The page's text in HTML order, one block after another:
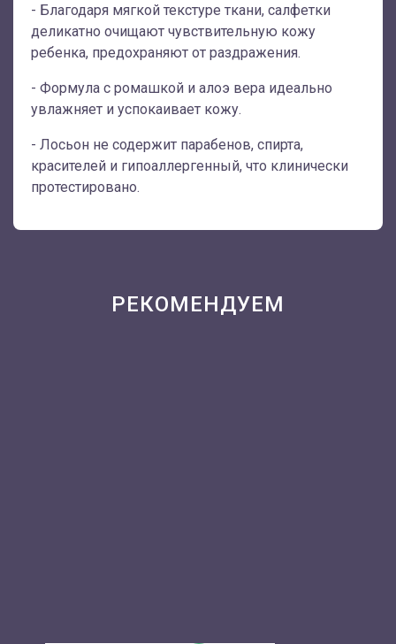
- Благодаря мягкой текстуре ткани, салфетки
деликатно очищают чувствительную кожу
ребенка, предохраняют от раздражения.
- Формула с ромашкой и алоэ вера идеально
увлажняет и успокаивает кожу.
- Лосьон не содержит парабенов, спирта,
красителей и гипоаллергенный, что клинически
протестировано.
РЕКОМЕНДУЕМ